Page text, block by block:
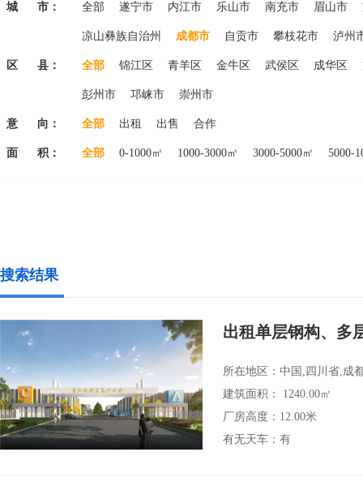
山东 河南 湖北 黑龙江 江苏 浙江 安徽
城 市： 全部 遂宁市 内江市 乐山市 南充市 眉山市
凉山彝族自治州 成都市 自贡市 攀枝花市 泸州
区 县： 全部 锦江区 青羊区 金牛区 武侯区 成华区
彭州市 邛崃市 崇州市
意 向： 全部 出租 出售 合作
面 积： 全部 0-1000㎡ 1000-3000㎡ 3000-5000㎡ 5000-
搜索结果
出租单层钢构、多
所在地区：中国,四川省,成
建筑面积： 1240.00㎡
厂房高度：12.00米
有无天车：有